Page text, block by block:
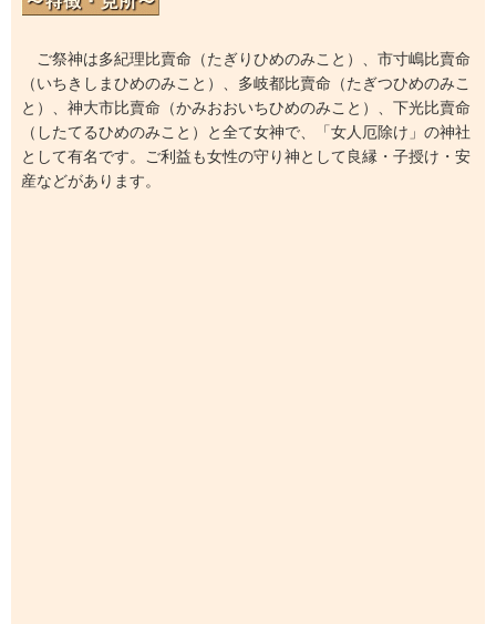
ご祭神は多紀理比賣命（たぎりひめのみこと）、市寸嶋比賣命
（いちきしまひめのみこと）、多岐都比賣命（たぎつひめのみこ
と）、神大市比賣命（かみおおいちひめのみこと）、下光比賣命
（したてるひめのみこと）と全て女神で、「女人厄除け」の神社
として有名です。ご利益も女性の守り神として良縁・子授け・安
産などがあります。